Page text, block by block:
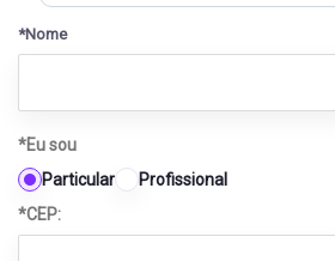
*Nome
*Eu sou
Particular
Profissional
*CEP: